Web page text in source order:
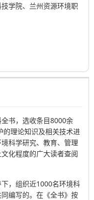
学院、兰州资源环境职
书，选收条目8000余
理论知识及相关技术进
科学研究、教育、管理
化程度的广大读者查阅
，组织近1000名环境科
编写的。在《全书》按